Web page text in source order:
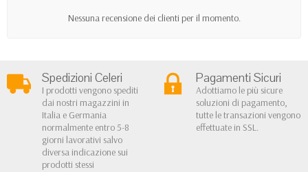
Nessuna recensione dei clienti per il momento.
Spedizioni Celeri
I prodotti vengono spediti
dai nostri magazzini in
Italia e Germania
normalmente entro 5-8
giorni lavorativi salvo
diversa indicazione sui
prodotti stessi
Pagamenti Sicuri
Adottiamo le più sicure
soluzioni di pagamento,
tutte le transazioni vengono
effettuate in SSL.